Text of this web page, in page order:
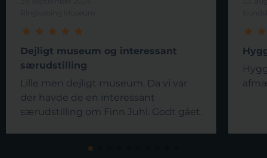
Dejligt museum og interessant
særudstilling
Lille men dejligt museum. Da vi var
der havde de en interessant
særudstilling om Finn Juhl. Godt gået.